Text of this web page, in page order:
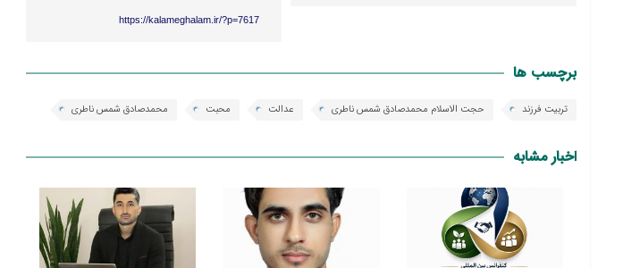
https://kalameghalam.ir/?p=7617
برچسب ها
تربیت فرزند حجت الاسلام محمدصادق شمس ناطری عدالت محبت محمدصادق شمس ناطری
اخبار مشابه